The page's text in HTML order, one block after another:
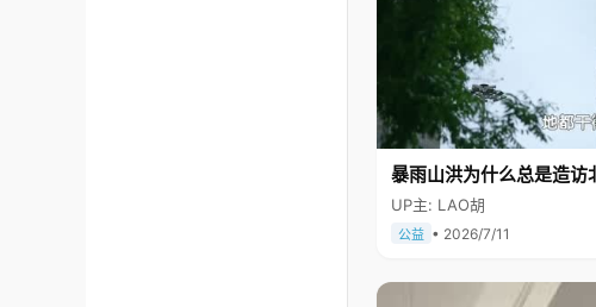
暴雨山洪为什么总是造访
UP主: LAO胡
公益 • 2026/7/11